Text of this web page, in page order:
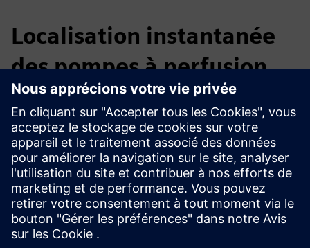
Localisation instantanée
des pompes à perfusion
Les hôpitaux perdent souvent un temps précieux à
chercher des pompes à perfusion, ce qui entraîne des
retards de traitement et des perturbations du flux de
travail. Le système de localisation Bluetooth CODAN fournit
un suivi BLE en temps réel, permettant au personnel de
localiser facilement les appareils, de réduire les temps de
recherche jusqu'à 80% et d'améliorer l'efficacité des soins
aux patients.